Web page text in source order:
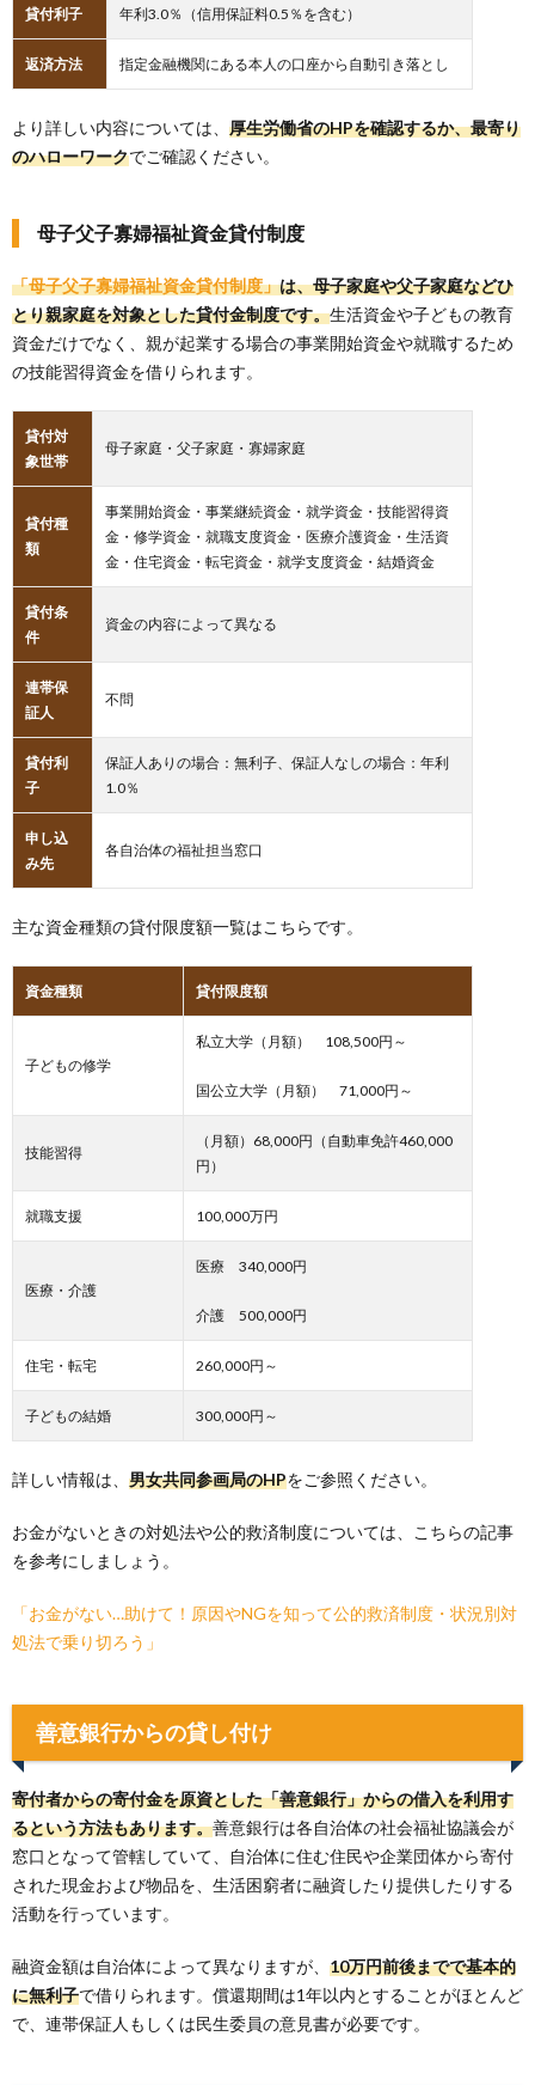
貸付利子 年利3.0％（信用保証料0.5％を含む）
返済方法 指定金融機関にある本人の口座から自動引き落とし
より詳しい内容については、 厚生労働省のHPを確認するか、最寄り
のハローワークでご確認ください。
母子父子寡婦福祉資金貸付制度
「母子父子寡婦福祉資金貸付制度」は、母子家庭や父子家庭などひ
とり親家庭を対象とした貸付金制度です。生活資金や子どもの教育
資金だけでなく、親が起業する場合の事業開始資金や就職するため
の技能習得資金を借りられます。
貸付対
象世帯
母子家庭・父子家庭・寡婦家庭
貸付種
類
事業開始資金・事業継続資金・就学資金・技能習得資
金・修学資金・就職支度資金・医療介護資金・生活資
金・住宅資金・転宅資金・就学支度資金・結婚資金
貸付条
件
資金の内容によって異なる
連帯保
証人
不問
貸付利
子
保証人ありの場合：無利子、保証人なしの場合：年利
1.0％
申し込
み先
各自治体の福祉担当窓口
主な資金種類の貸付限度額一覧はこちらです。
資金種類 貸付限度額
子どもの修学
私立大学（月額） 108,500円～
国公立大学（月額） 71,000円～
技能習得
（月額）68,000円（自動車免許460,000
円）
就職支援 100,000万円
医療・介護
医療 340,000円
介護 500,000円
住宅・転宅 260,000円～
子どもの結婚 300,000円～
詳しい情報は、 男女共同参画局のHPをご参照ください。
お金がないときの対処法や公的救済制度については、こちらの記事
を参考にしましょう。
「お金がない…助けて！原因やNGを知って公的救済制度・状況別対
処法で乗り切ろう」
善意銀行からの貸し付け
寄付者からの寄付金を原資とした「善意銀行」からの借入を利用す
るという方法もあります。善意銀行は各自治体の社会福祉協議会が
窓口となって管轄していて、自治体に住む住民や企業団体から寄付
された現金および物品を、生活困窮者に融資したり提供したりする
活動を行っています。
融資金額は自治体によって異なりますが、 10万円前後までで基本的
に無利子で借りられます。償還期間は1年以内とすることがほとんど
で、連帯保証人もしくは民生委員の意見書が必要です。